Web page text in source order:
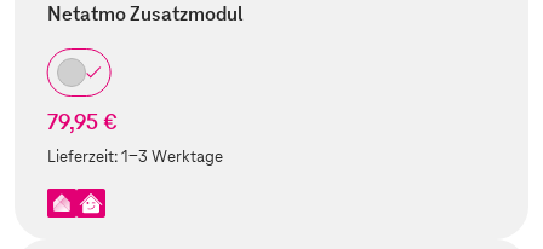
Netatmo Zusatzmodul
79,95 €
Lieferzeit:1-3 Werktage